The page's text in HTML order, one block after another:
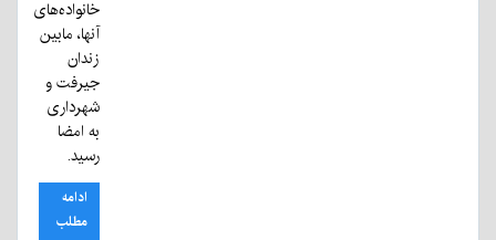
خانواده‌های
آنها، مابین
زندان
جیرفت و
شهرداری
به امضا
رسید.
ادامه
مطلب